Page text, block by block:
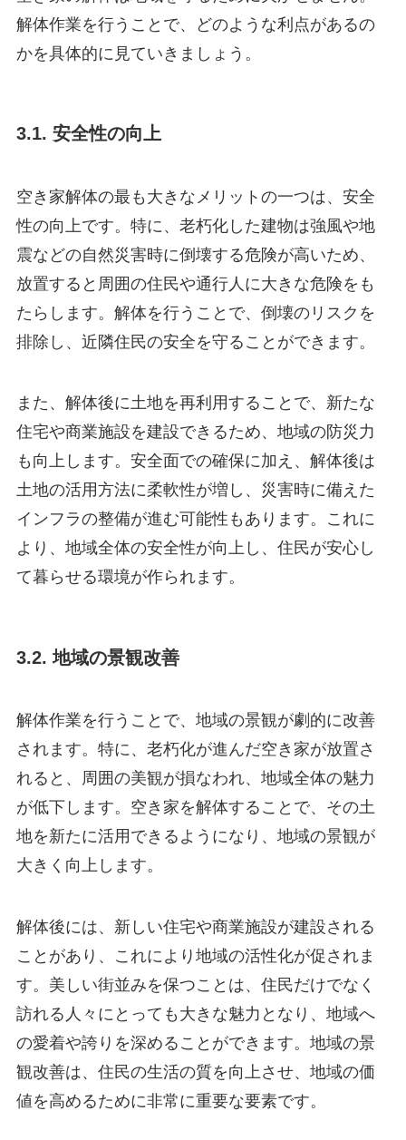
解体作業を行うことで、どのような利点があるの
かを具体的に見ていきましょう。
3.1. 安全性の向上
空き家解体の最も大きなメリットの一つは、安全
性の向上です。特に、老朽化した建物は強風や地
震などの自然災害時に倒壊する危険が高いため、
放置すると周囲の住民や通行人に大きな危険をも
たらします。解体を行うことで、倒壊のリスクを
排除し、近隣住民の安全を守ることができます。
また、解体後に土地を再利用することで、新たな
住宅や商業施設を建設できるため、地域の防災力
も向上します。安全面での確保に加え、解体後は
土地の活用方法に柔軟性が増し、災害時に備えた
インフラの整備が進む可能性もあります。これに
より、地域全体の安全性が向上し、住民が安心し
て暮らせる環境が作られます。
3.2. 地域の景観改善
解体作業を行うことで、地域の景観が劇的に改善
されます。特に、老朽化が進んだ空き家が放置さ
れると、周囲の美観が損なわれ、地域全体の魅力
が低下します。空き家を解体することで、その土
地を新たに活用できるようになり、地域の景観が
大きく向上します。
解体後には、新しい住宅や商業施設が建設される
ことがあり、これにより地域の活性化が促されま
す。美しい街並みを保つことは、住民だけでなく
訪れる人々にとっても大きな魅力となり、地域へ
の愛着や誇りを深めることができます。地域の景
観改善は、住民の生活の質を向上させ、地域の価
値を高めるために非常に重要な要素です。